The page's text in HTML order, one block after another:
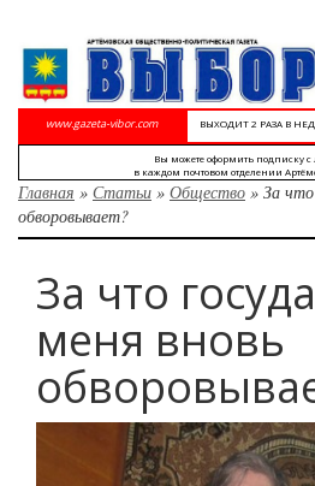
www.gazeta-vibor.com ВЫХОДИТ 2 РАЗА В
Вы можете оформить подписку с
в каждом почтовом отделении
Главная » Статьи » Общество » За что
обворовывает?
За что
меня вновь